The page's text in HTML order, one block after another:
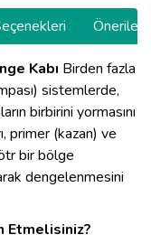
Kabı Birden fazla
sistemlerde,
birbirini yormasını
primer (kazan) ve
bir bölge
dengelenmesini
Etmelisiniz?